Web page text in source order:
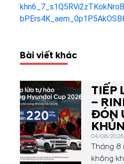
Bài viết khác
TIẾP
–
ĐÓN
04/08/
Tháng 8
không